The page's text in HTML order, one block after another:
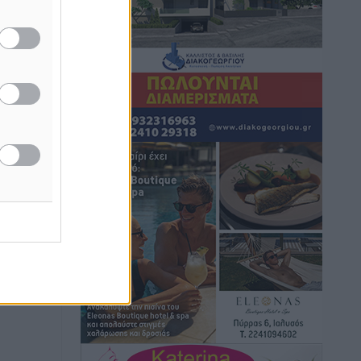
Hotels – Χατζηλαζάρου – Προχωρά
καινούργιο ξενοδοχείο στην Κω
Τοπικές Ειδήσεις• πριν 14 ώρες
Αυτοκίνητο μπήκε παράνομα σε
μονόδρομο στο Μαστιχάρι –
Αναποδογύρισε όχημα με μητέρα και
5χρονο παιδί
Τοπικές Ειδήσεις• πριν 14 ώρες
“Η Ευρώπη αντιμετώπιζε το
προσφυγικό σαν ταινία τρόμου” – Η
συγκλονιστική μαρτυρία της Χαρούλας
Γιασιράνη στον RV για τα γεγονότα που
οδήγησαν στο Σύμφωνο της Λέρου
Τοπικές Ειδήσεις• πριν 14 ώρες
Συναυλία με τον Γιάννη Κότσιρα στις